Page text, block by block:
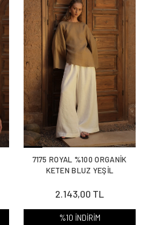
7175 ROYAL %100 ORGANİK
KETEN BLUZ YEŞİL
2.143,00 TL
%10 İNDİRİM